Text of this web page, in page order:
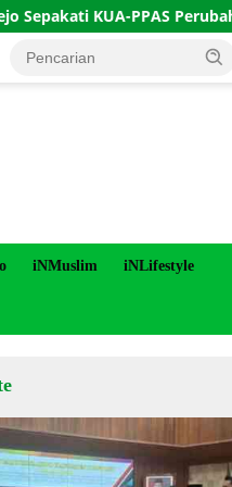
KUA-PPAS Perubahan APBD
iNMuslim iNLifestyle